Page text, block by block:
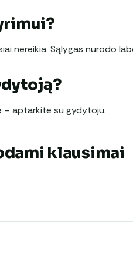
nereikia. Sąlygas nurodo
– aptarkite su gydytoju.
klausimai